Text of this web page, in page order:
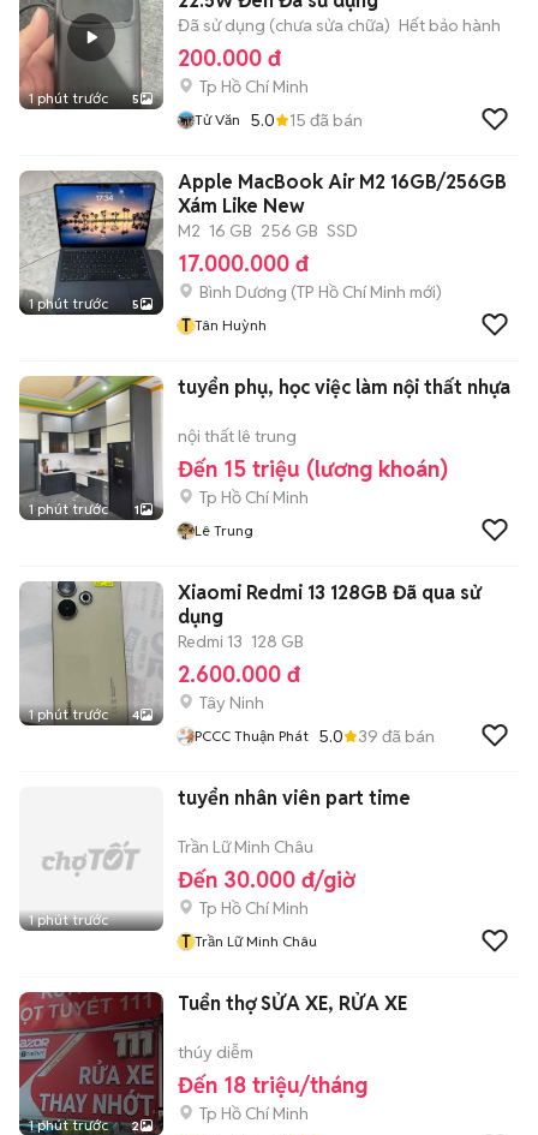
1 phút trước 5
Đã sử dụng (chưa sửa chữa) Hết bảo hành
200.000 đ
Tp Hồ Chí Minh
Tử Văn 5.0 15 đã bán
1 phút trước 5
Apple MacBook Air M2 16GB/256GB
Xám Like New
M2 16 GB 256 GB SSD
17.000.000 đ
Bình Dương (TP Hồ Chí Minh mới)
T Tân Huỳnh
1 phút trước 1
tuyển phụ, học việc làm nội thất nhựa
nội thất lê trung
Đến 15 triệu (lương khoán)
Tp Hồ Chí Minh
Lê Trung
1 phút trước 4
Xiaomi Redmi 13 128GB Đã qua sử
dụng
Redmi 13 128 GB
2.600.000 đ
Tây Ninh
PCCC Thuận Phát 5.0 39 đã bán
1 phút trước
tuyển nhân viên part time
Trần Lữ Minh Châu
Đến 30.000 đ/giờ
Tp Hồ Chí Minh
T Trần Lữ Minh Châu
1 phút trước 2
Tuển thợ SỬA XE, RỬA XE
thúy diễm
Đến 18 triệu/tháng
Tp Hồ Chí Minh